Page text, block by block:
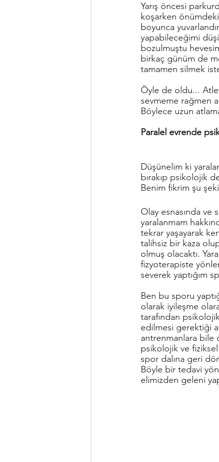
Yarış öncesi
koşarken
boyunca
yapabileceğimi
bozulmuştu
birkaç günüm de
tamamen silmek
Öyle de oldu...
sevmeme rağmen
Böylece uzun
Paralel evrende
Düşünelim ki
bırakıp psikolojik
Benim fikrim şu
Olay esnasında ve
yaralanmam
tekrar yaşayarak
talihsiz bir kaza
olmuş olacaktı.
fizyoterapiste
severek yaptığım
Ben bu sporu
olarak iyileşme
tarafından
edilmesi gerektiği
antrenmanlara bile
psikolojik ve
spor dalına geri
Böyle bir tedavi
elimizden geleni